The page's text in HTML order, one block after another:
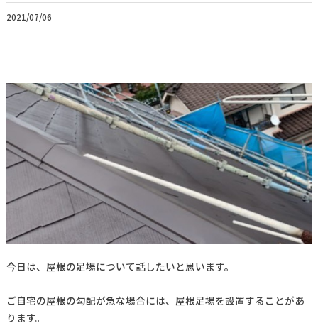
2021/07/06
今日は、屋根の足場について話したいと思います。
ご自宅の屋根の勾配が急な場合には、屋根足場を設置することがあ
ります。